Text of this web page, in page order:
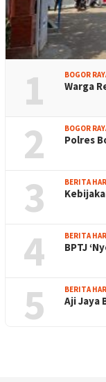
1 BOGOR
Warga
2 BOGOR
Polres
3 BERITA
4 BERITA
BPTJ
5 BERITA
Aji Jaya